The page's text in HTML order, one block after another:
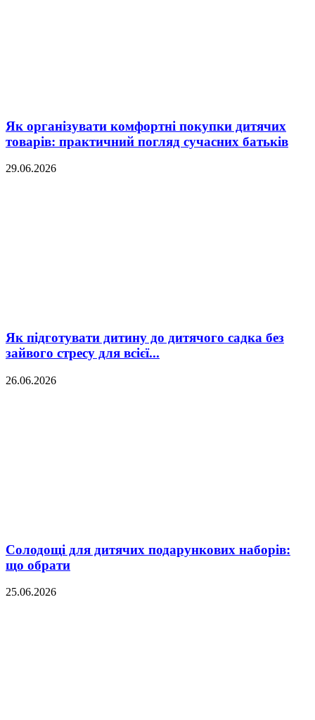
Як організувати комфортні покупки дитячих
товарів: практичний погляд сучасних батьків
29.06.2026
Як підготувати дитину до дитячого садка без
зайвого стресу для всієї...
26.06.2026
Солодощі для дитячих подарункових наборів:
що обрати
25.06.2026